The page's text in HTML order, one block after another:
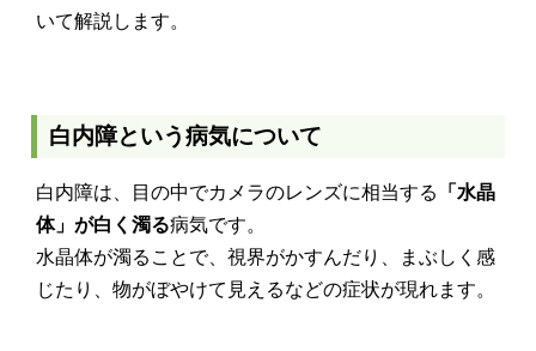
いて解説します。
白内障という病気について
白内障は、目の中でカメラのレンズに相当する
「水晶
体」が白く濁る病気です。
水晶体が濁ることで、視界がかすんだり、まぶしく感
じたり、物がぼやけて見えるなどの症状が現れます。